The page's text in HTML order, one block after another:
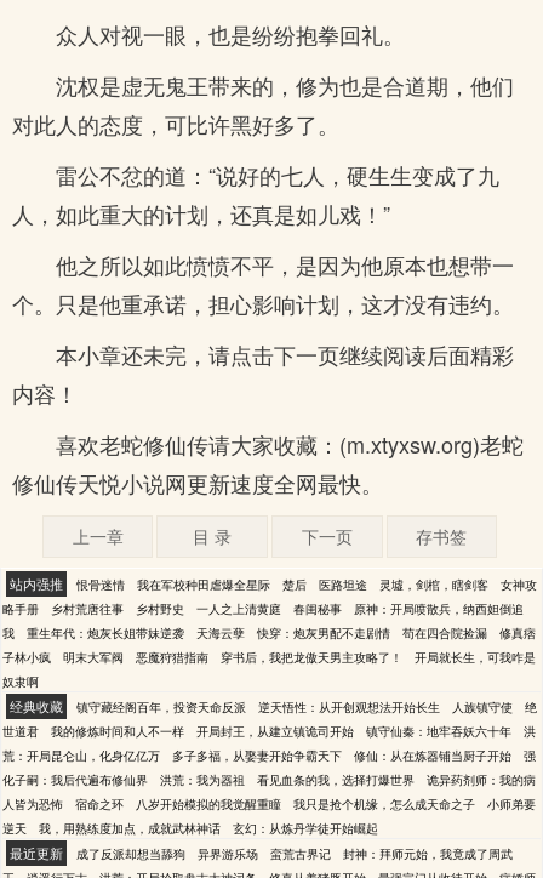
众人对视一眼，也是纷纷抱拳回礼。
沈权是虚无鬼王带来的，修为也是合道期，他们
对此人的态度，可比许黑好多了。
雷公不忿的道：“说好的七人，硬生生变成了九
人，如此重大的计划，还真是如儿戏！”
他之所以如此愤愤不平，是因为他原本也想带一
个。只是他重承诺，担心影响计划，这才没有违约。
本小章还未完，请点击下一页继续阅读后面精彩
内容！
喜欢老蛇修仙传请大家收藏：(m.xtyxsw.org)老蛇
修仙传天悦小说网更新速度全网最快。
上一章 目 录 下一页 存书签
站内强推 恨骨迷情 我在军校种田虐爆全星际 楚后 医路坦途 灵墟，剑棺，瞎剑客
女神攻
略手册
乡村荒唐往事 乡村野史 一人之上清黄庭 春闺秘事
原神：开局喷散兵，纳西妲倒追
我
重生年代：炮灰长姐带妹逆袭 天海云孽 快穿：炮灰男配不走剧情 苟在四合院捡漏
修真痞
子林小疯
明末大军阀 恶魔狩猎指南 穿书后，我把龙傲天男主攻略了！
开局就长生，可我咋是
奴隶啊
经典收藏 镇守藏经阁百年，投资天命反派 逆天悟性：从开创观想法开始长生 人族镇守使
绝
世道君
我的修炼时间和人不一样 开局封王，从建立镇诡司开始 镇守仙秦：地牢吞妖六十年
洪
荒：开局昆仑山，化身亿亿万
多子多福，从娶妻开始争霸天下 修仙：从在炼器铺当厨子开始
强
化子嗣：我后代遍布修仙界
洪荒：我为器祖 看见血条的我，选择打爆世界
诡异药剂师：我的病
人皆为恐怖
宿命之环 八岁开始模拟的我觉醒重瞳 我只是抢个机缘，怎么成天命之子
小师弟要
逆天
我，用熟练度加点，成就武林神话 玄幻：从炼丹学徒开始崛起
最近更新 成了反派却想当舔狗 异界游乐场 蛮荒古界记
封神：拜师元始，我竟成了周武